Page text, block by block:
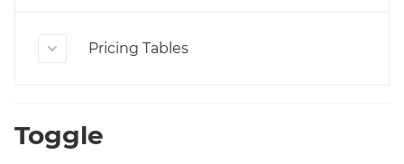
Pricing Tables
Toggle